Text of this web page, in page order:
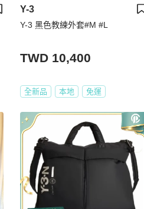
Y-3
Y-3 黑色教練外套#M #L
TWD 10,400
全新品 本地 免運